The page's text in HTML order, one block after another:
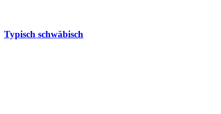
Typisch schwäbisch